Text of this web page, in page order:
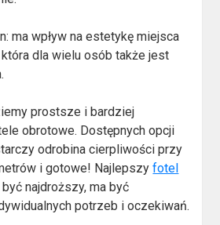
ma wpływ na estetykę miejsca
która dla wielu osób także jest
prostsze i bardziej
obrotowe. Dostępnych opcji
odrobina cierpliwości przy
i gotowe! Najlepszyfotel
najdroższy, ma być
potrzeb i oczekiwań.